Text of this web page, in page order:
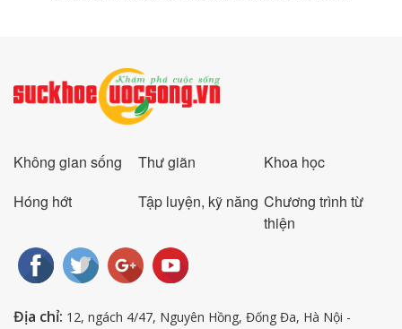
Không gian sống Thư giãn
Khoa học
Hóng hớt
Tập luyện, kỹ năng Chương trình từ
thiện
Địa chỉ: 12, ngách 4/47, Nguyên Hồng, Đống Đa, Hà Nội -